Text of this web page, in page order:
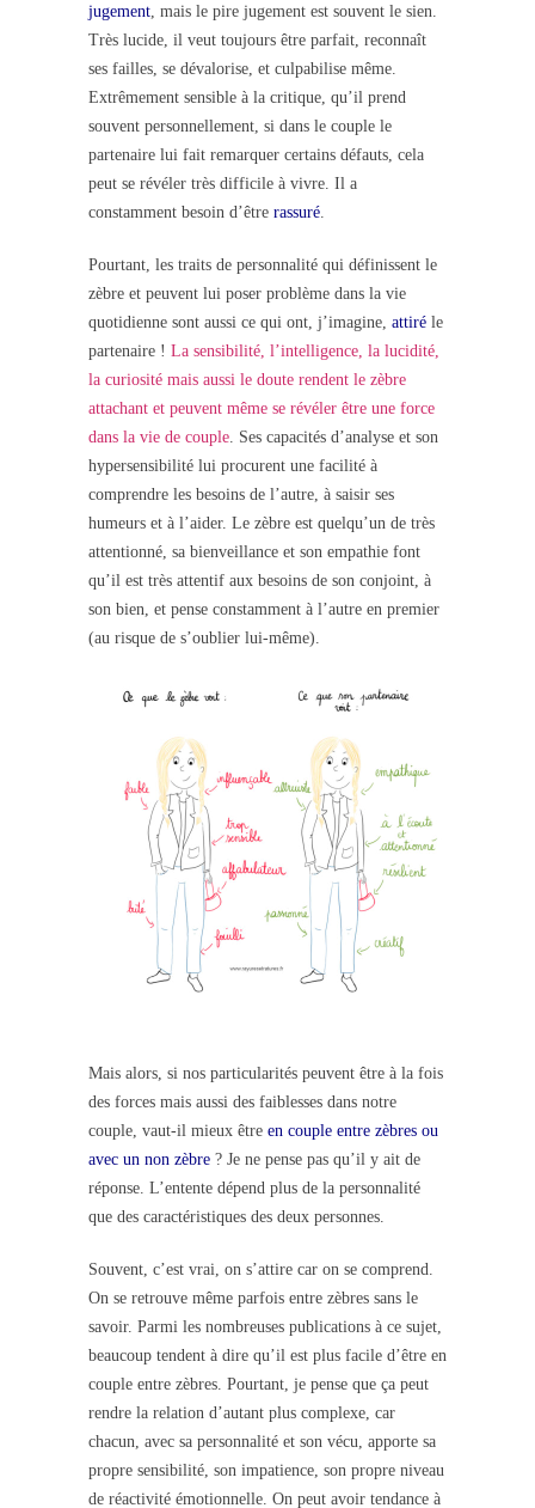
jugement , mais le pire jugement est souvent le sien.
Très lucide, il veut toujours être parfait, reconnaît
ses failles, se dévalorise, et culpabilise même.
Extrêmement sensible à la critique, qu’il prend
souvent personnellement, si dans le couple le
partenaire lui fait remarquer certains défauts, cela
peut se révéler très difficile à vivre. Il a
constamment besoin d’être rassuré
Pourtant, les traits de personnalité qui définissent le
zèbre et peuvent lui poser problème dans la vie
quotidienne sont aussi ce qui ont, j’imagine, attiré le
partenaire ! La sensibilité, l’intelligence, la lucidité,
la curiosité mais aussi le doute rendent le zèbre
attachant et peuvent même se révéler être une force
dans la vie de couple . Ses capacités d’analyse et son
hypersensibilité lui procurent une facilité à
comprendre les besoins de l’autre, à saisir ses
humeurs et à l’aider. Le zèbre est quelqu’un de très
attentionné, sa bienveillance et son empathie font
qu’il est très attentif aux besoins de son conjoint, à
son bien, et pense constamment à l’autre en premier
(au risque de s’oublier lui-même).
Mais alors, si nos particularités peuvent être à la fois
des forces mais aussi des faiblesses dans notre
couple, vaut-il mieux être en couple entre zèbres ou
avec un non zèbre ? Je ne pense pas qu’il y ait de
réponse. L’entente dépend plus de la personnalité
que des caractéristiques des deux personnes.
Souvent, c’est vrai, on s’attire car on se comprend.
On se retrouve même parfois entre zèbres sans le
savoir. Parmi les nombreuses publications à ce sujet,
beaucoup tendent à dire qu’il est plus facile d’être en
couple entre zèbres. Pourtant, je pense que ça peut
rendre la relation d’autant plus complexe, car
chacun, avec sa personnalité et son vécu, apporte sa
propre sensibilité, son impatience, son propre niveau
de réactivité émotionnelle. On peut avoir tendance à